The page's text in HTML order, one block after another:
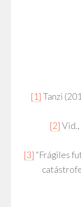
[1] Tanzi
[2] Vid.,
[3] “Frágiles